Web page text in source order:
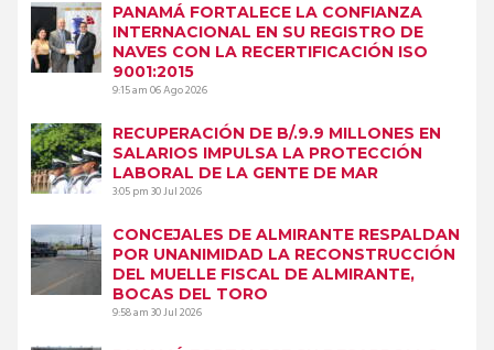
PANAMÁ FORTALECE LA CONFIANZA
INTERNACIONAL EN SU REGISTRO DE
NAVES CON LA RECERTIFICACIÓN ISO
9001:2015
9:15 am06 Ago 2026
RECUPERACIÓN DE B/.9.9 MILLONES EN
SALARIOS IMPULSA LA PROTECCIÓN
LABORAL DE LA GENTE DE MAR
3:05 pm30 Jul 2026
CONCEJALES DE ALMIRANTE RESPALDAN
POR UNANIMIDAD LA RECONSTRUCCIÓN
DEL MUELLE FISCAL DE ALMIRANTE,
BOCAS DEL TORO
9:58 am30 Jul 2026